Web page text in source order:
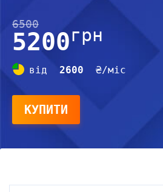
6500
5200грн
від 2600 ₴/міс
КУПИТИ